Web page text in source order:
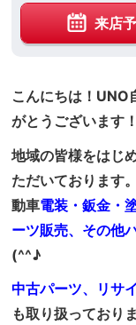
来店
こんにちは！UNO
がとうございます！
地域の皆様をはじ
ただいております
動車電装・鈑金・
ーツ販売、その他
(^^♪
中古パーツ、リサ
も取り扱っており